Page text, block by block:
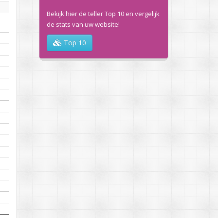
Bekijk hier de teller Top 10 en vergelijk
de stats van uw website!
Top 10